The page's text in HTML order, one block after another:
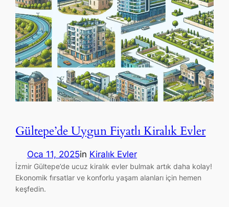
Gültepe’de Uygun Fiyatlı Kiralık Evler
Oca 11, 2025in Kiralık Evler
İzmir Gültepe’de ucuz kiralık evler bulmak artık daha kolay!
Ekonomik fırsatlar ve konforlu yaşam alanları için hemen
keşfedin.